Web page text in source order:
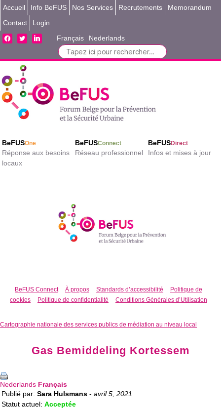
Accueil Info BeFUS Nos Services Recrutements
Memorandum
Contact
Login
facebooktwitterlinkedin Français Nederlands
Search
for:
BeFUSOne
Réponse aux besoins
locaux
BeFUSConnect
Réseau professionnel
BeFUSDirect
Infos et mises à jour
BeFUS Connect À propos Standards d’accessibilité
Politique de
cookies
Politique de confidentialité Conditions Générales d’Utilisation
Cartographie nationale des services publics de médiation au niveau local
Gas Bemiddeling Kortessem
Nederlands Français
Publié par: Sara Hulsmans - avril 5, 2021
Statut actuel: Acceptée